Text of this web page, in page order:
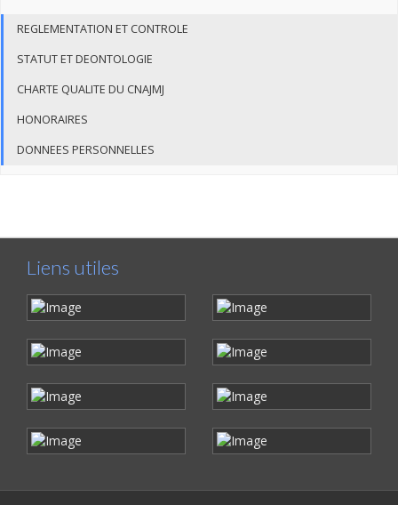
REGLEMENTATION ET CONTROLE
STATUT ET DEONTOLOGIE
CHARTE QUALITE DU CNAJMJ
HONORAIRES
DONNEES PERSONNELLES
Liens utiles